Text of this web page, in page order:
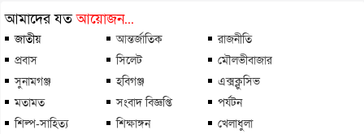
আমাদের যতআয়োজন...
জাতীয় আন্তর্জাতিক
রাজনীতি
প্রবাস
সিলেট
মৌলভীবাজার
সুনামগঞ্জ
হবিগঞ্জ
এক্সক্লুসিভ
মতামত
সংবাদ বিজ্ঞপ্তি
পর্যটন
শিল্প-সাহিত্য
শিক্ষাঙ্গন খেলাধুলা